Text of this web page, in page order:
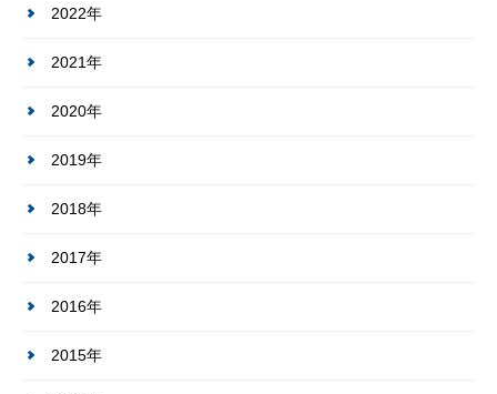
2022年
2021年
2020年
2019年
2018年
2017年
2016年
2015年